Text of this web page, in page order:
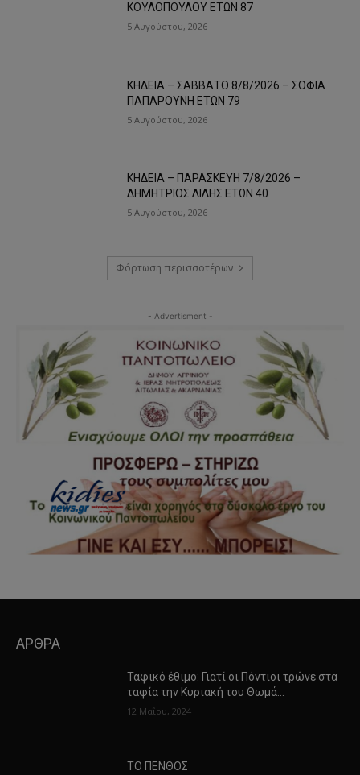
ΚΟΥΛΟΠΟΥΛΟΥ ΕΤΩΝ 87
5 Αυγούστου, 2026
ΚΗΔΕΙΑ – ΣΑΒΒΑΤΟ 8/8/2026 – ΣΟΦΙΑ
ΠΑΠΑΡΟΥΝΗ ΕΤΩΝ 79
5 Αυγούστου, 2026
ΚΗΔΕΙΑ – ΠΑΡΑΣΚΕΥΗ 7/8/2026 –
ΔΗΜΗΤΡΙΟΣ ΛΙΛΗΣ ΕΤΩΝ 40
5 Αυγούστου, 2026
Φόρτωση περισσοτέρων
- Advertisment -
ΑΡΘΡΑ
Ταφικό έθιμο: Γιατί οι Πόντιοι τρώνε στα
ταφία την Κυριακή του Θωμά…
12 Μαΐου, 2024
ΤΟ ΠΕΝΘΟΣ